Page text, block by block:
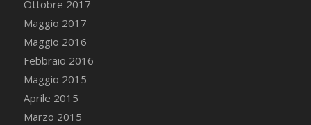
Ottobre 2017
Maggio 2017
Maggio 2016
Febbraio 2016
Maggio 2015
Aprile 2015
Marzo 2015